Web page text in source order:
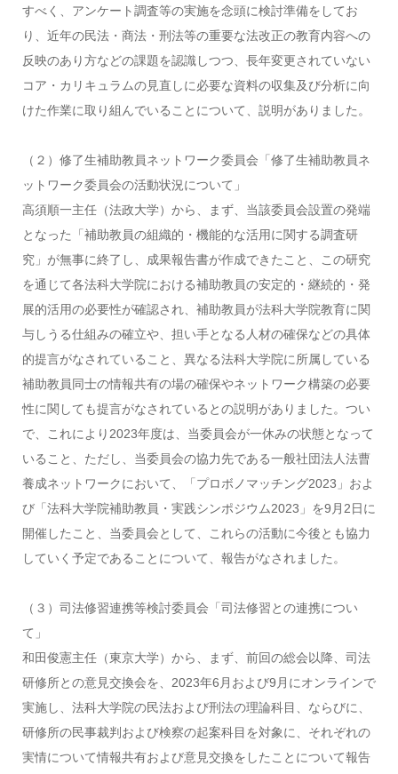
すべく、アンケート調査等の実施を念頭に検討準備をしてお
り、近年の民法・商法・刑法等の重要な法改正の教育内容への
反映のあり方などの課題を認識しつつ、長年変更されていない
コア・カリキュラムの見直しに必要な資料の収集及び分析に向
けた作業に取り組んでいることについて、説明がありました。
（２）修了生補助教員ネットワーク委員会「修了生補助教員ネ
ットワーク委員会の活動状況について」
高須順一主任（法政大学）から、まず、当該委員会設置の発端
となった「補助教員の組織的・機能的な活用に関する調査研
究」が無事に終了し、成果報告書が作成できたこと、この研究
を通じて各法科大学院における補助教員の安定的・継続的・発
展的活用の必要性が確認され、補助教員が法科大学院教育に関
与しうる仕組みの確立や、担い手となる人材の確保などの具体
的提言がなされていること、異なる法科大学院に所属している
補助教員同士の情報共有の場の確保やネットワーク構築の必要
性に関しても提言がなされているとの説明がありました。つい
で、これにより2023年度は、当委員会が一休みの状態となって
いること、ただし、当委員会の協力先である一般社団法人法曹
養成ネットワークにおいて、「プロボノマッチング2023」およ
び「法科大学院補助教員・実践シンポジウム2023」を9月2日に
開催したこと、当委員会として、これらの活動に今後とも協力
していく予定であることについて、報告がなされました。
（３）司法修習連携等検討委員会「司法修習との連携につい
て」
和田俊憲主任（東京大学）から、まず、前回の総会以降、司法
研修所との意見交換会を、2023年6月および9月にオンラインで
実施し、法科大学院の民法および刑法の理論科目、ならびに、
研修所の民事裁判および検察の起案科目を対象に、それぞれの
実情について情報共有および意見交換をしたことについて報告